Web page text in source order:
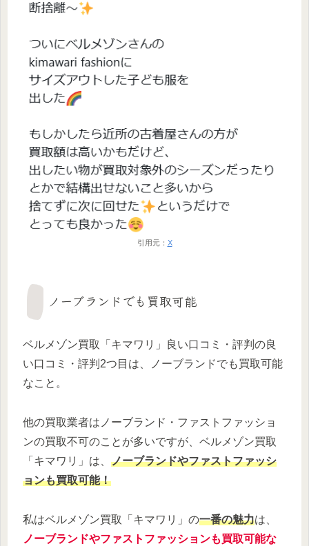
引用元： X
ノーブランドでも買取可能
ベルメゾン買取「キマワリ」良い口コミ・評判の良
い口コミ・評判2つ目は、ノーブランドでも買取可能
なこと。
他の買取業者はノーブランド・ファストファッショ
ンの買取不可のことが多いですが、ベルメゾン買取
「キマワリ」は、 ノーブランドやファストファッシ
ョンも買取可能！
私はベルメゾン買取「キマワリ」の一番の魅力は、
ノーブランドやファストファッションも買取可能な